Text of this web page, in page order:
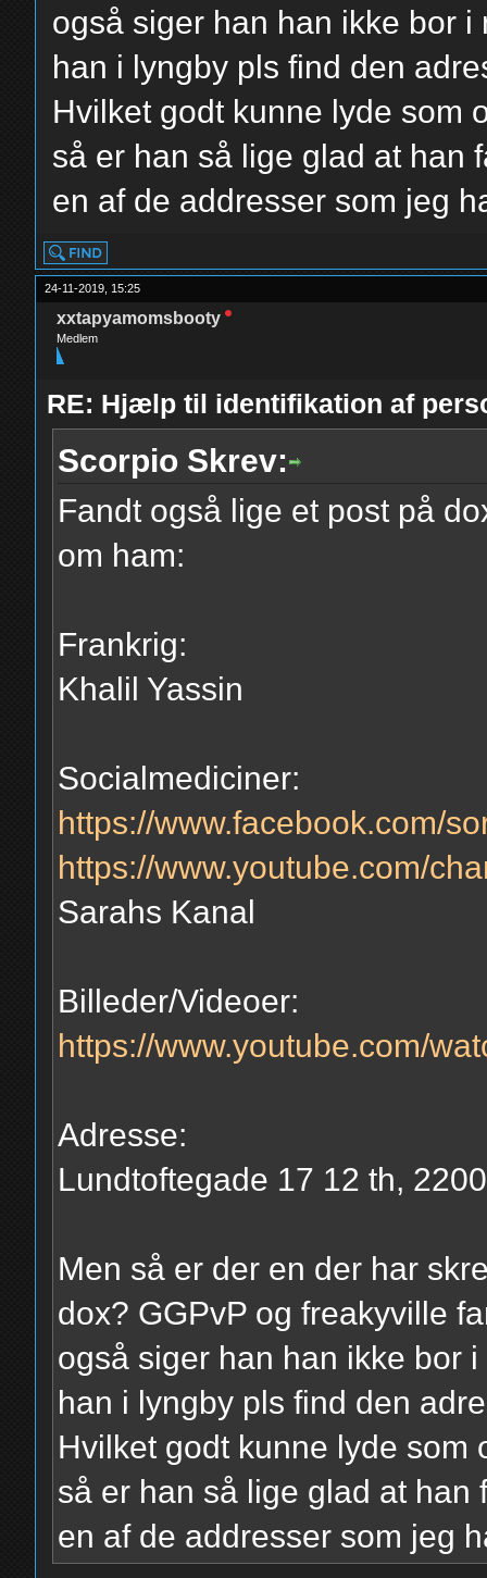
også siger han han ikke bor
han i lyngby pls find den
Hvilket godt kunne lyde som
så er han så lige glad at han
en af de addresser som jeg
24-11-2019, 15:25
xxtapyamomsbooty
Medlem
RE: Hjælp til identifikation af
Scorpio Skrev:
Fandt også lige et post på
om ham:
Frankrig:
Khalil Yassin
Socialmediciner:
https://www.facebook.com/
https://www.youtube.com/
Sarahs Kanal
Billeder/Videoer:
https://www.youtube.com/
Adresse:
Lundtoftegade 17 12 th,
Men så er der en der har
dox? GGPvP og freakyville
også siger han han ikke bor
han i lyngby pls find den
Hvilket godt kunne lyde som
så er han så lige glad at han
en af de addresser som jeg